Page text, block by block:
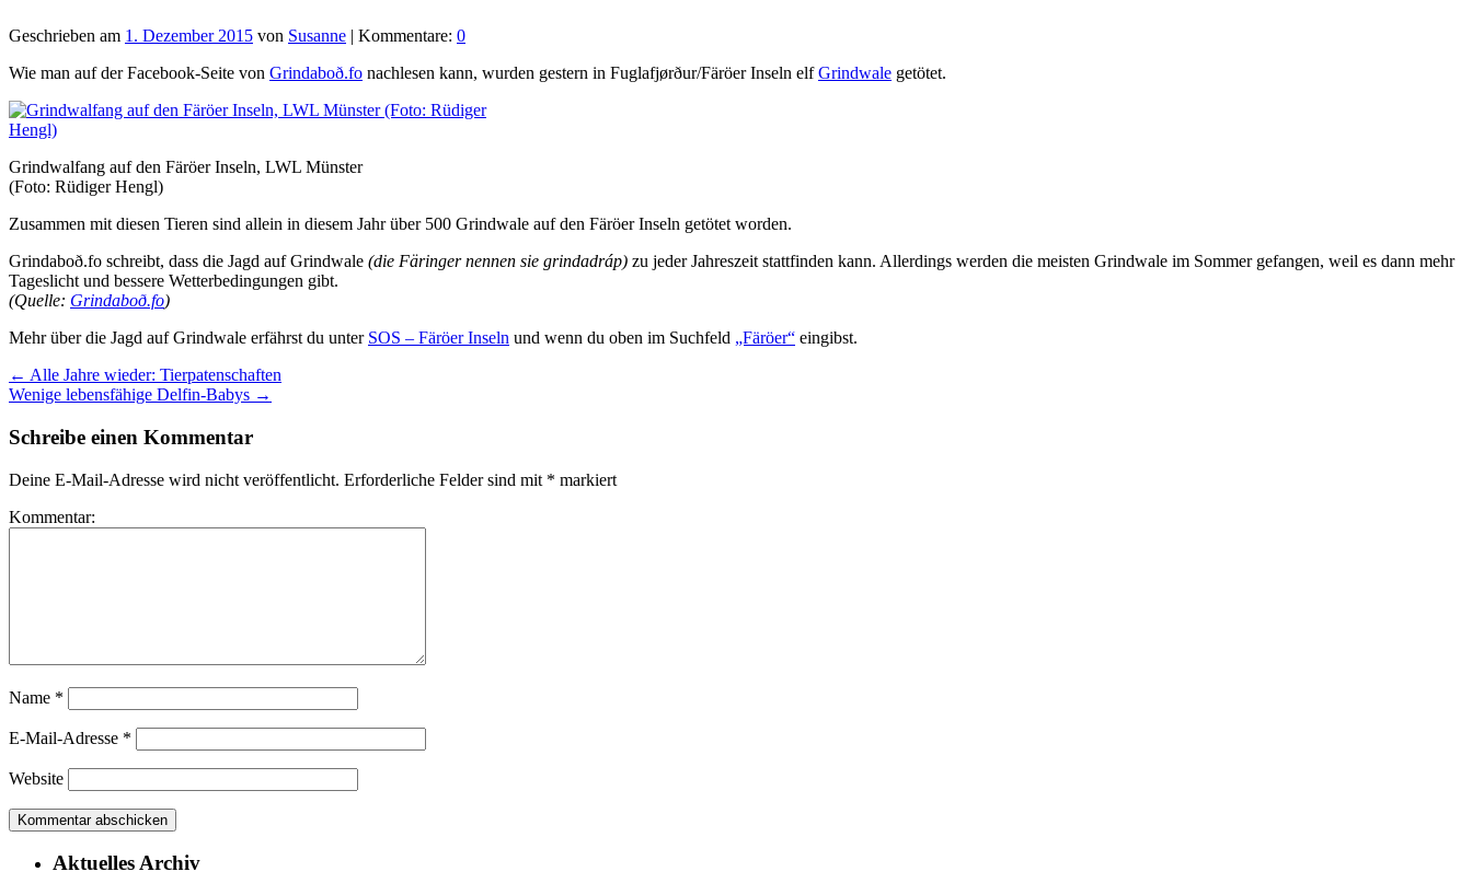
Geschrieben am 1. Dezember 2015 von Susanne | Kommentare: 0
Wie man auf der Facebook-Seite von Grindaboð.fo nachlesen kann, wurden gestern in Fuglafjørður/Färöer Inseln elfGrindwale getötet.
Grindwalfang auf den Färöer Inseln, LWL Münster
(Foto: Rüdiger Hengl)
Zusammen mit diesen Tieren sind allein in diesem Jahr über 500 Grindwale auf den Färöer Inseln getötet worden.
Grindaboð.fo schreibt, dass die Jagd auf Grindwale (die Färinger nennen sie grindadráp) zu jeder Jahreszeit stattfinden kann. Allerdings werden die meisten Grindwale im Sommer gefangen, weil es dann mehr
Tageslicht und bessere Wetterbedingungen gibt.
(Quelle: Grindaboð.fo)
Mehr über die Jagd auf Grindwale erfährst du unter SOS – Färöer Inseln und wenn du oben im Suchfeld „Färöer“ eingibst.
← Alle Jahre wieder: Tierpatenschaften
Wenige lebensfähige Delfin-Babys →
Schreibe einen Kommentar
Deine E-Mail-Adresse wird nicht veröffentlicht. Erforderliche Felder sind mit * markiert
Kommentar:
Name *
E-Mail-Adresse *
Website
Aktuelles Archiv